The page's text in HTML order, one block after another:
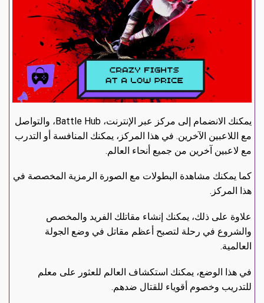
يمكنك الانضمام إلى مركز عبر الإنترنت، Battle Hub، والتواصل
مع اللاعبين الآخرين. في هذا المركز، يمكنك المنافسة أو التدرب
مع لاعبين آخرين من جميع أنحاء العالم.
كما يمكنك مشاهدة البطولات مع الصورة الرمزية المخصصة في
هذا المركز.
علاوة على ذلك، يمكنك إنشاء مقاتلك الفريد والمخصص
والشروع في رحلة لتصبح أعظم مقاتل في وضع الجولة
العالمية.
في هذا الوضع، يمكنك استكشاف العالم للعثور على معلم
للتدريب وخصوم أقوياء للقتال ضدهم.